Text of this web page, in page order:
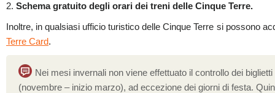
2. Schema gratuito degli orari dei treni delle Cinque Terre.
Inoltre, in qualsiasi ufficio turistico delle Cinque Terre si possono
Terre Card.
Nei mesi invernali non viene effettuato il controllo dei
(novembre – inizio marzo), ad eccezione dei giorni di festa.